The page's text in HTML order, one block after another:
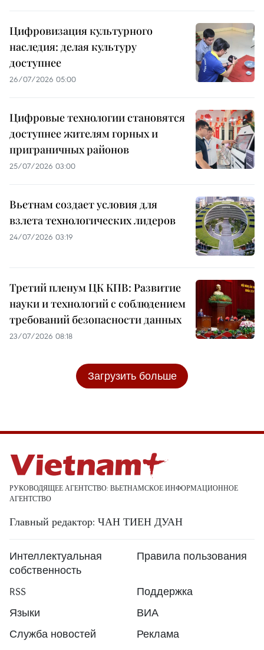
Цифровизация культурного
наследия: делая культуру
доступнее
26/07/2026 05:00
Цифровые технологии становятся
доступнее жителям горных и
приграничных районов
25/07/2026 03:00
Вьетнам создает условия для
взлета технологических лидеров
24/07/2026 03:19
Третий пленум ЦК КПВ: Развитие
науки и технологий с соблюдением
требований безопасности данных
23/07/2026 08:18
Загрузить больше
РУКОВОДЯЩЕЕ АГЕНТСТВО: ВЬЕТНАМСКОЕ ИНФОРМАЦИОННОЕ
АГЕНТСТВО
Главный редактор: ЧАН ТИЕН ДУАН
Интеллектуальная
собственность
Правила пользования
RSS
Поддержка
Языки
ВИА
Служба новостей
Реклама